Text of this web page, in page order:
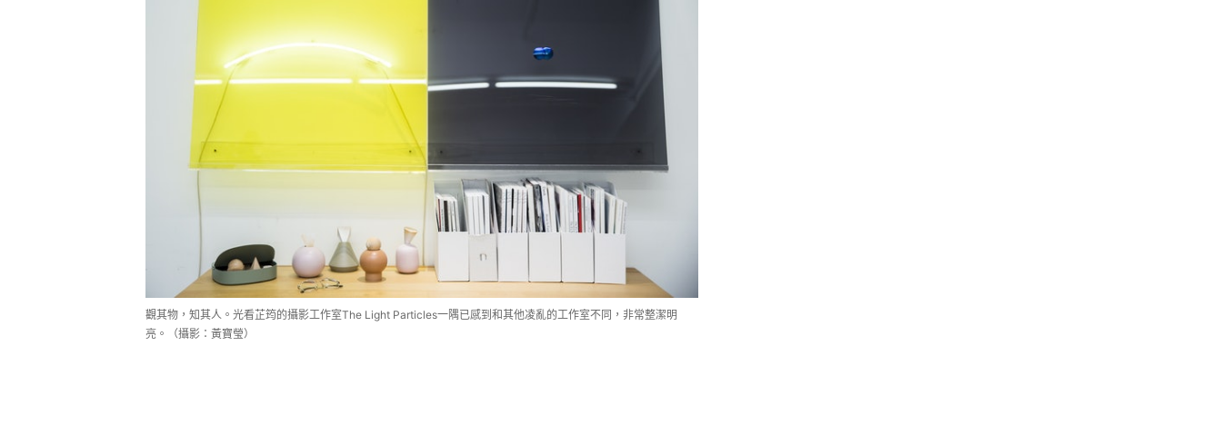
觀其物，知其人。光看芷筠的攝影工作室The Light Particles一隅已感到和其他凌亂的工作室不同，非常整潔明
亮。（攝影：黃寶瑩）